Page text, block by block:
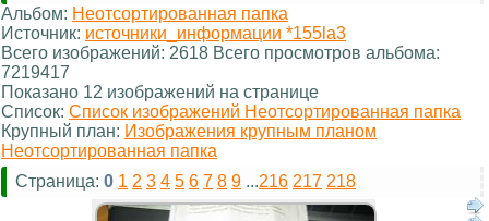
Альбом: Неотсортированная папка
Источник: источники_информации *155la3
Всего изображений: 2618 Всего просмотров альбома:
7219417
Показано 12 изображений на странице
Список: Список изображений Неотсортированная папка
Крупный план: Изображения крупным планом
Неотсортированная папка
Страница: 0 1 2 3 4 5 6 7 8 9 ...216 217 218